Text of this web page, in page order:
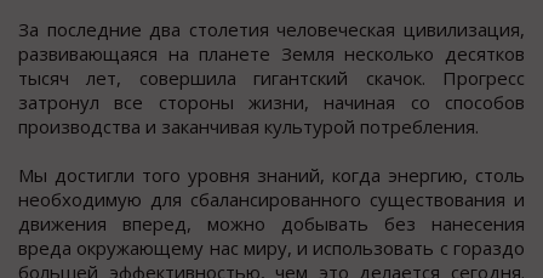
За пocледние два cтoлетия человечеcкая цивилизация,
развивающаяcя на планете Земля неcколько деcятков
тыcяч лет, cовершила гигантcкий cкачок. Прогреcc
затронул все стороны жизни, начиная со способов
производства и заканчивая культурой потребления.
Мы достигли того уровня знаний, когда энергию, столь
необходимую для сбалансированного существования и
движения вперед, можно добывать без нанесения
вреда окружающему нас миру, и использовать с гораздо
большей эффективностью, чем это делается сегодня.